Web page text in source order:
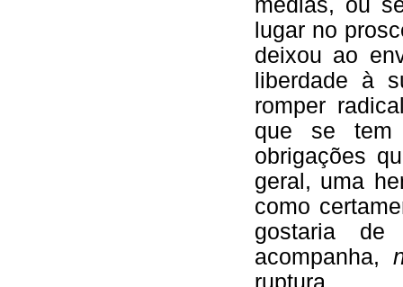
médias, ou
lugar no
deixou ao
liberdade à
romper
que se
obrigações
geral, uma
como
gostaria de
acompanha,
ruptura.